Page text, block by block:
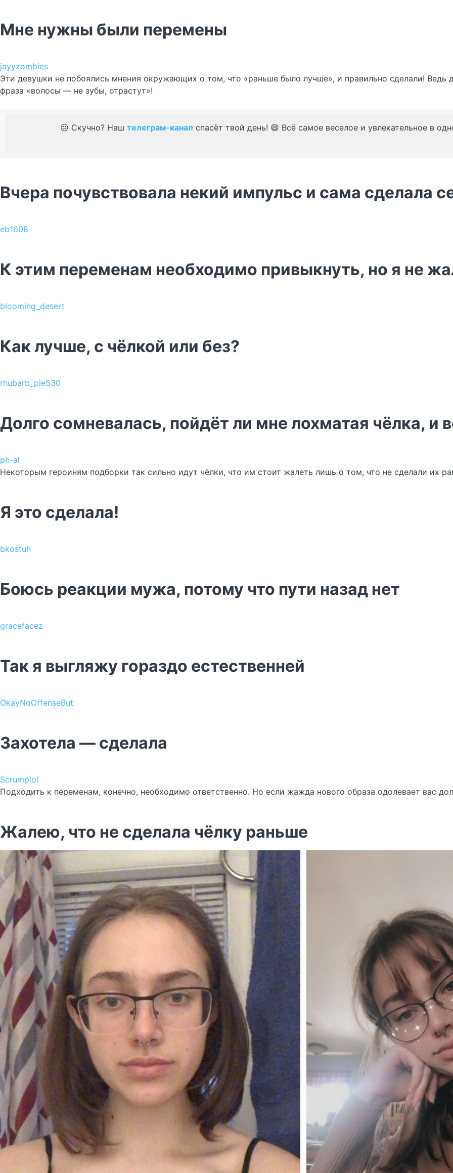
Мне нужны были перемены
jayyzombies
Эти девушки не побоялись мнения окружающих о том, что «раньше было лучше», и правильно сделали! Ведь
фраза «волосы — не зубы, отрастут»!
☹️ Скучно? Наш телеграм-канал спасёт твой день! 😄 Всё самое веселое и увлекательное в
Вчера почувствовала некий импульс и сама сделала
eb1608
К этим переменам необходимо привыкнуть, но я не
blooming_desert
Как лучше, с чёлкой или без?
rhubarb_pie530
Долго сомневалась, пойдёт ли мне лохматая чёлка, и
ph-al
Некоторым героиням подборки так сильно идут чёлки, что им стоит жалеть лишь о том, что не сделали их
Я это сделала!
bkostuh
Боюсь реакции мужа, потому что пути назад нет
gracefacez
Так я выгляжу гораздо естественней
OkayNoOffenseBut
Захотела — сделала
Scrumplol
Подходить к переменам, конечно, необходимо ответственно. Но если жажда нового образа одолевает вас
Жалею, что не сделала чёлку раньше